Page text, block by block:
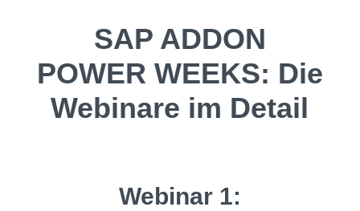
SAP ADDON
POWER WEEKS: Die
Webinare im Detail
Webinar 1: